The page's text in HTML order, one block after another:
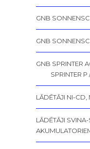
GNB
GNB
GNB SPRINTER
SPRINTER
LĀDĒTĀJI NI-CD,
LĀDĒTĀJI